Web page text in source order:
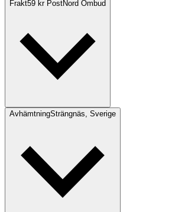
Frakt59 kr PostNord Ombud
AvhämtningSträngnäs, Sverige